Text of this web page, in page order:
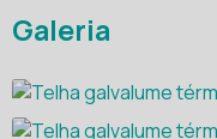
Galeria